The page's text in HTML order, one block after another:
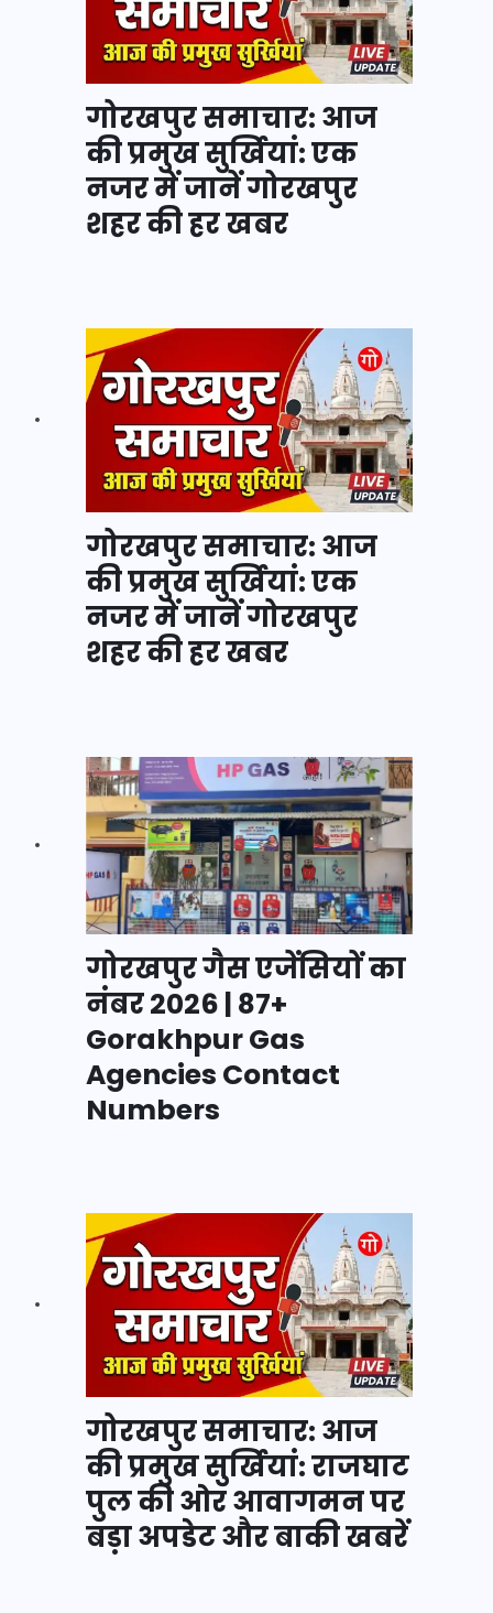
गोरखपुर समाचार: आज
की प्रमुख सुर्खियां: एक
नजर में जानें गोरखपुर
शहर की हर खबर
गोरखपुर समाचार: आज
की प्रमुख सुर्खियां: एक
नजर में जानें गोरखपुर
शहर की हर खबर
गोरखपुर गैस एजेंसियों का
नंबर 2026 | 87+
Gorakhpur Gas
Agencies Contact
Numbers
गोरखपुर समाचार: आज
की प्रमुख सुर्खियां: राजघाट
पुल की ओर आवागमन पर
बड़ा अपडेट और बाकी खबरें